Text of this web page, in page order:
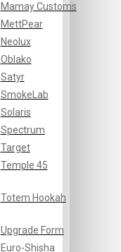
Mamay Customs
MettPear
Neolux
Oblako
Satyr
SmokeLab
Solaris
Spectrum
Target
Temple 45
Totem Hookah
Upgrade Form
Еuro-Shisha